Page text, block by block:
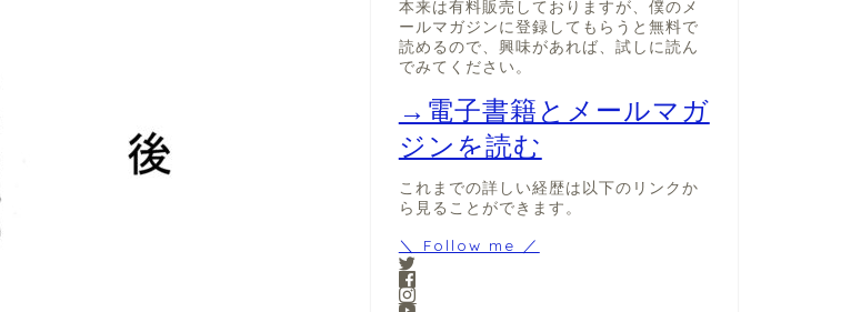
本来は有料販売しておりますが、僕のメ
ールマガジンに登録してもらうと無料で
読めるので、興味があれば、試しに読ん
でみてください。
→電子書籍とメールマガ
ジンを読む
これまでの詳しい経歴は以下のリンクか
ら見ることができます。
＼ Follow me ／